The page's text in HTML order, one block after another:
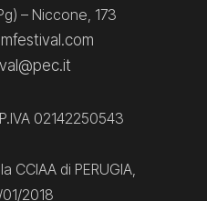
– Niccone, 173
02142250543
CCIAA di PERUGIA,
2018